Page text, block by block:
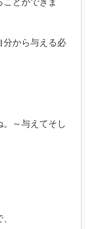
分から与える必
。～与えてそし